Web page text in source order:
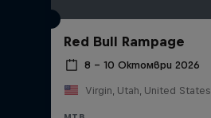
Red Bull Rampage
8 – 10 Октомври 2026
Virgin, Utah, United States